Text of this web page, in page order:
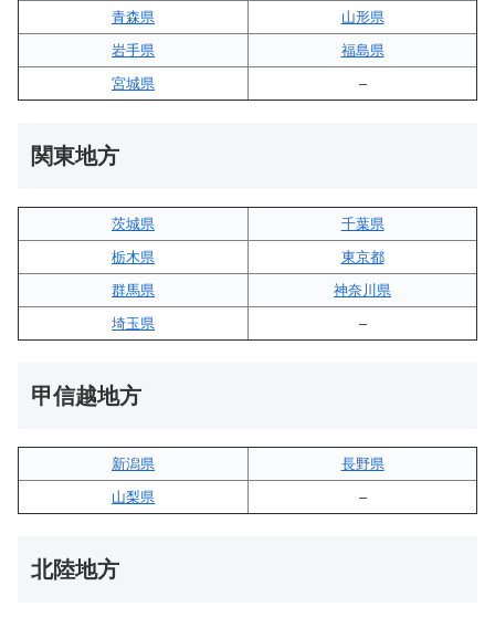
青森県
山形県
岩手県
福島県
宮城県
–
関東地方
茨城県
千葉県
栃木県
東京都
群馬県
神奈川県
埼玉県
–
甲信越地方
新潟県
長野県
山梨県
–
北陸地方